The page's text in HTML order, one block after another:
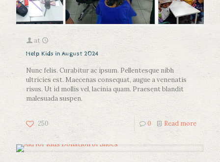
at
Help Kids in August 2024
Nunc felis. Curabitur ac ipsum. Pellentesque nibh
ultricies est. Maecenas consequat, augue a venenatis
risus. Ut id mollis vel, lacinia quam. Praesent blandit
malesuada suspen.
250 0 Read more